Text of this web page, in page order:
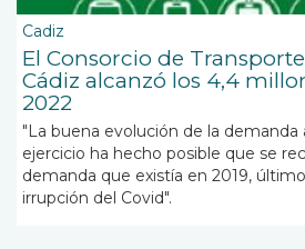
Cadiz
El Consorcio de
Cádiz alcanzó los 4,4
2022
"La buena evolución de la demanda
ejercicio ha hecho posible que se
demanda que existía en 2019,
irrupción del Covid".